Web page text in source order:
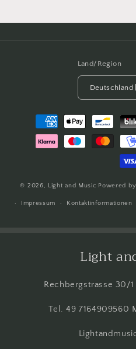
Land/Region
Zahlungsmethoden
© 2026, Light and Music Powered
Impressum Kontaktinformationen
Light
Rechbergstrasse 30/
Tel. 49 7164909560